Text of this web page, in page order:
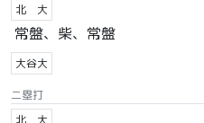
北 大
常盤、柴、常盤
大谷大
二塁打
北 大